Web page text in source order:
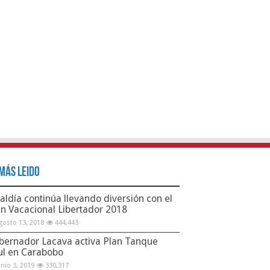
Leido
continúa llevando diversión con el
Vacacional Libertador 2018
13, 2018 444,443
Lacava activa Plan Tanque
en Carabobo
3, 2019 330,317